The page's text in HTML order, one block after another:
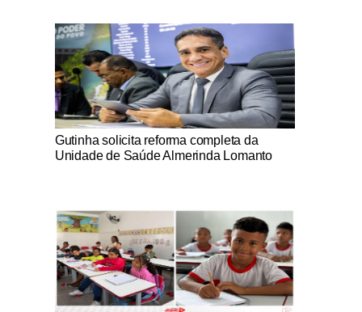
Notícias Católicas
Gutinha solicita reforma completa da
Unidade de Saúde Almerinda Lomanto